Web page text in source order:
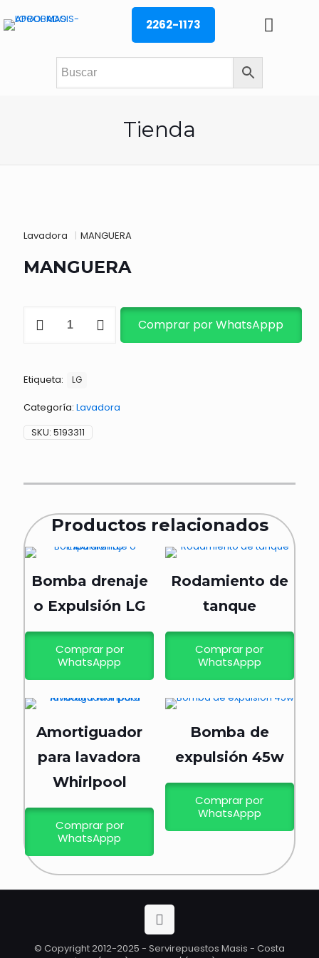
2262-1173
Tienda
Lavadora | MANGUERA
MANGUERA
cantidad
Comprar por WhatsAppp
Etiqueta: LG
Categoría: Lavadora
SKU: 5193311
Productos relacionados
Bomba drenaje
o Expulsión LG
Comprar por
WhatsAppp
Rodamiento de
tanque
Comprar por
WhatsAppp
Amortiguador
para lavadora
Whirlpool
Comprar por
WhatsAppp
Bomba de
expulsión 45w
Comprar por
WhatsAppp
© Copyright 2012-2025 - Servirepuestos Masis - Costa